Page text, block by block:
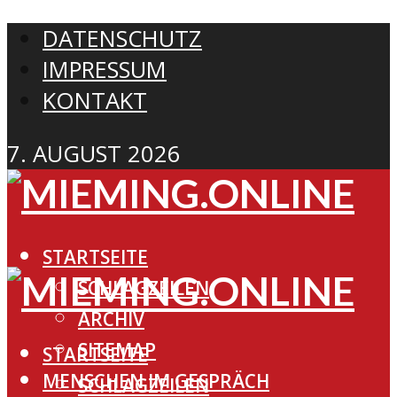
DATENSCHUTZ
IMPRESSUM
KONTAKT
7. AUGUST 2026
STARTSEITE
SCHLAGZEILEN
ARCHIV
SITEMAP
MENSCHEN IM GESPRÄCH
STARTSEITE
SCHLAGZEILEN